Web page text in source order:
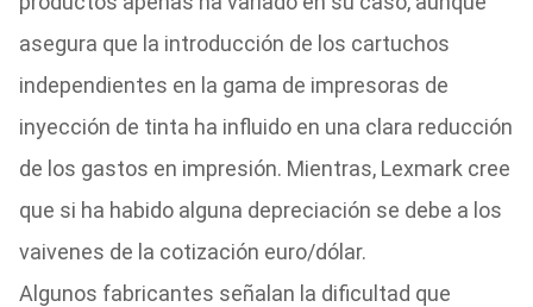
asegura que la introducción de los cartuchos
independientes en la gama de impresoras de
inyección de tinta ha influido en una clara reducción
de los gastos en impresión. Mientras, Lexmark cree
que si ha habido alguna depreciación se debe a los
vaivenes de la cotización euro/dólar.
Algunos fabricantes señalan la dificultad que